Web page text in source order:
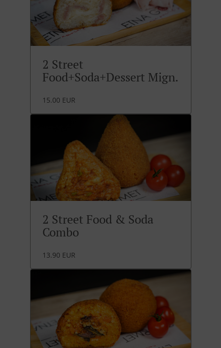
2 Street
Food+Soda+Dessert Mign.
15.00 EUR
2 Street Food & Soda
Combo
13.90 EUR